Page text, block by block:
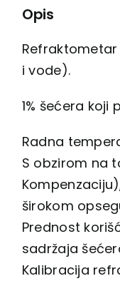
Opis
i vode).
1% šećera koji
Radna
S obzirom na
širokom
Prednost
sadržaja
Kalibracija